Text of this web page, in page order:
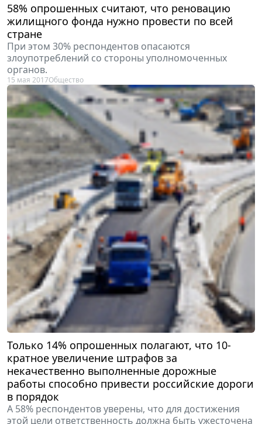
58% опрошенных считают, что реновацию
жилищного фонда нужно провести по всей
стране
При этом 30% респондентов опасаются
злоупотреблений со стороны уполномоченных
органов.
15 мая 2017Общество
Только 14% опрошенных полагают, что 10-
кратное увеличение штрафов за
некачественно выполненные дорожные
работы способно привести российские дороги
в порядок
А 58% респондентов уверены, что для достижения
этой цели ответственность должна быть ужесточена